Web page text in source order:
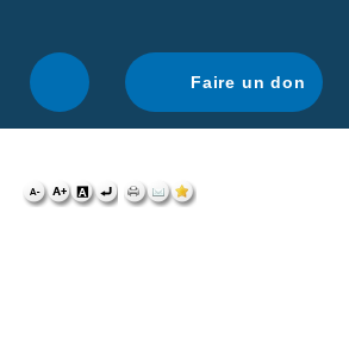
Faire un don